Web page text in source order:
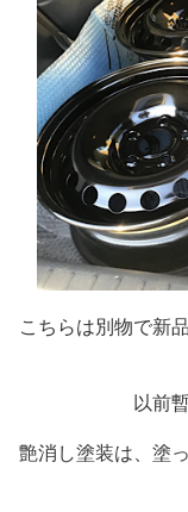
こちらは別物で新
以前
艶消し塗装は、塗